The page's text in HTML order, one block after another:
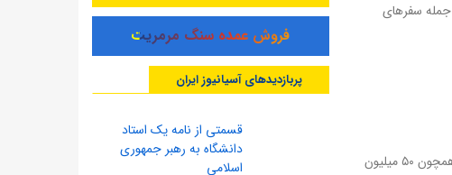
از جمله سفرهای
نخستین ویژگی این طرح، عبور از قالب برنامه‌های مقطعی و حرکت به سمت یک الگوی سه‌ساله هدفمند است. تعیین شاخص‌های کمی همچون ۵۰ میلیون
فروش عمده سنگ مرمریت
پربازدیدهای آسیانیوز ایران
قسمتی از نامه یک استاد
دانشگاه به رهبر جمهوری
اسلامی